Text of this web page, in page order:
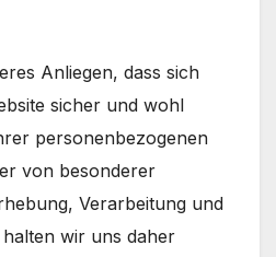
Anliegen, dass sich
sicher und wohl
personenbezogenen
von besonderer
Verarbeitung und
wir uns daher